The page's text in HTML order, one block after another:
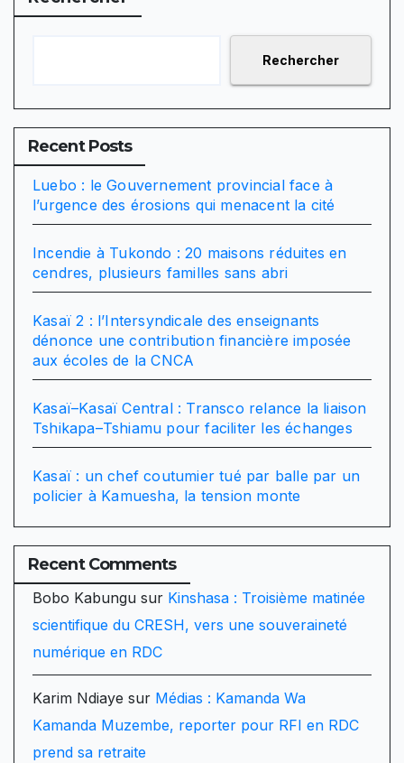
Rechercher
Recent Posts
Luebo : le Gouvernement provincial face à
l’urgence des érosions qui menacent la cité
Incendie à Tukondo : 20 maisons réduites en
cendres, plusieurs familles sans abri
Kasaï 2 : l’Intersyndicale des enseignants
dénonce une contribution financière imposée
aux écoles de la CNCA
Kasaï–Kasaï Central : Transco relance la liaison
Tshikapa–Tshiamu pour faciliter les échanges
Kasaï : un chef coutumier tué par balle par un
policier à Kamuesha, la tension monte
Recent Comments
Bobo Kabungu sur Kinshasa : Troisième matinée
scientifique du CRESH, vers une souveraineté
numérique en RDC
Karim Ndiaye sur Médias : Kamanda Wa
Kamanda Muzembe, reporter pour RFI en RDC
prend sa retraite